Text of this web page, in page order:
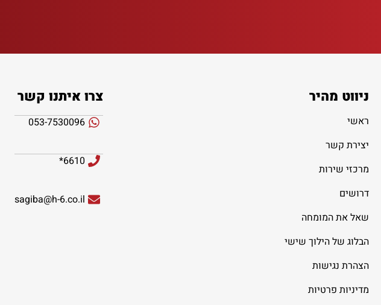
ניווט מהיר
ראשי
יצירת קשר
מרכזי שירות
דרושים
שאל את המומחה
הבלוג של הילוך שישי
הצהרת נגישות
מדיניות פרטיות
צרו איתנו קשר
053-7530096
6610*
sagiba@h-6.co.il